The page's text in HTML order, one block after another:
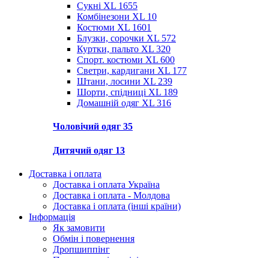
Cукні XL 1655
Комбінезони XL 10
Костюми XL 1601
Блузки, сорочки XL 572
Куртки, пальто XL 320
Спорт. костюми XL 600
Светри, кардигани XL 177
Штани, лосини XL 239
Шорти, спідниці XL 189
Домашній одяг XL 316
Чоловічий одяг 35
Дитячий одяг 13
Доставка і оплата
Доставка і оплата Україна
Доставка і оплата - Молдова
Доставка і оплата (інші країни)
Інформація
Як замовити
Обмін і повернення
Дропшиппінг